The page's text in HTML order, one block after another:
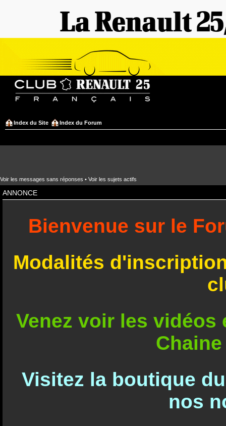
Index du Site Index du Forum
Voir les messages sans réponses • Voir les sujets actifs
ANNONCE
Bienvenue sur le
Modalités
Venez voir les
Visitez la boutique
nos